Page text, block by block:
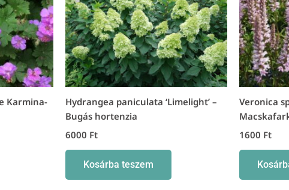
Karmina-
Hydrangea paniculata ‘Limelight’ –
Bugás hortenzia
6000 Ft
Kosárba teszem
Veronica
1600 Ft